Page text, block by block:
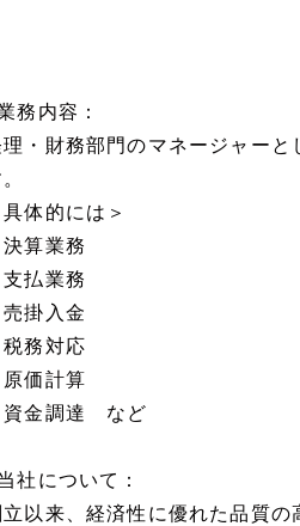
務内容：
・財務部門のマネージャー
体的には＞
算業務
払業務
掛入金
務対応
価計算
資金調達 など
社について：
以来、経済性に優れた品質